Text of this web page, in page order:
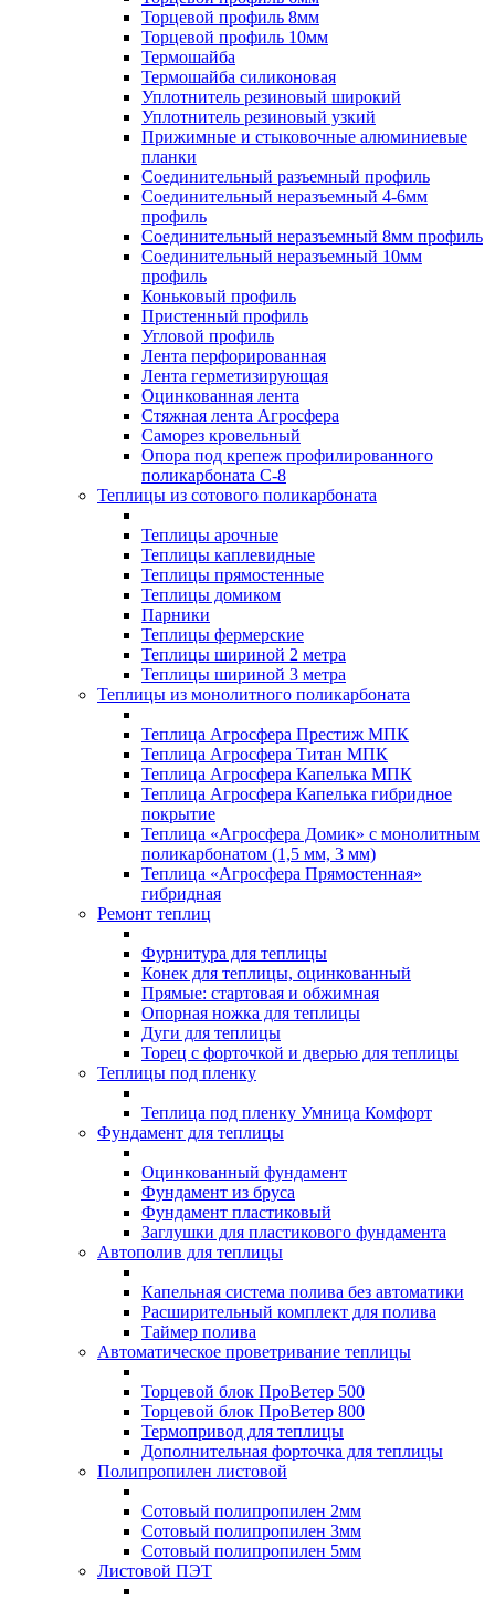
Торцевой профиль 8мм
Торцевой профиль 10мм
Термошайба
Термошайба силиконовая
Уплотнитель резиновый широкий
Уплотнитель резиновый узкий
Прижимные и стыковочные алюминиевые
планки
Соединительный разъемный профиль
Соединительный неразъемный 4-6мм
профиль
Соединительный неразъемный 8мм профиль
Соединительный неразъемный 10мм
профиль
Коньковый профиль
Пристенный профиль
Угловой профиль
Лента перфорированная
Лента герметизирующая
Оцинкованная лента
Стяжная лента Агросфера
Саморез кровельный
Опора под крепеж профилированного
поликарбоната С-8
Теплицы из сотового поликарбоната
Теплицы арочные
Теплицы каплевидные
Теплицы прямостенные
Теплицы домиком
Парники
Теплицы фермерские
Теплицы шириной 2 метра
Теплицы шириной 3 метра
Теплицы из монолитного поликарбоната
Теплица Агросфера Престиж МПК
Теплица Агросфера Титан МПК
Теплица Агросфера Капелька МПК
Теплица Агросфера Капелька гибридное
покрытие
Теплица «Агросфера Домик» с монолитным
поликарбонатом (1,5 мм, 3 мм)
Теплица «Агросфера Прямостенная»
гибридная
Ремонт теплиц
Фурнитура для теплицы
Конек для теплицы, оцинкованный
Прямые: стартовая и обжимная
Опорная ножка для теплицы
Дуги для теплицы
Торец с форточкой и дверью для теплицы
Теплицы под пленку
Теплица под пленку Умница Комфорт
Фундамент для теплицы
Оцинкованный фундамент
Фундамент из бруса
Фундамент пластиковый
Заглушки для пластикового фундамента
Автополив для теплицы
Капельная система полива без автоматики
Расширительный комплект для полива
Таймер полива
Автоматическое проветривание теплицы
Торцевой блок ПроВетер 500
Торцевой блок ПроВетер 800
Термопривод для теплицы
Дополнительная форточка для теплицы
Полипропилен листовой
Сотовый полипропилен 2мм
Сотовый полипропилен 3мм
Сотовый полипропилен 5мм
Листовой ПЭТ